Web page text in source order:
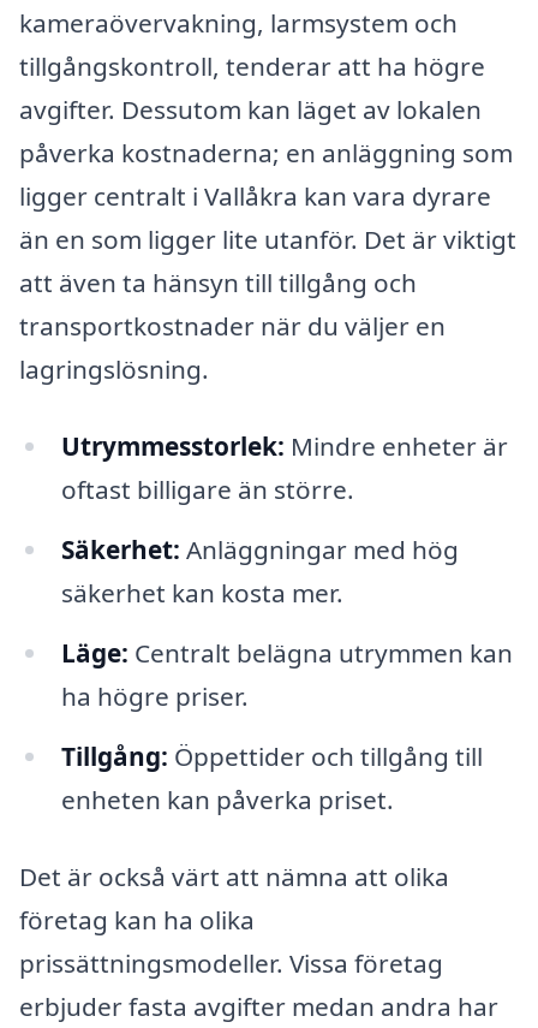
kameraövervakning, larmsystem och
tillgångskontroll, tenderar att ha högre
avgifter. Dessutom kan läget av lokalen
påverka kostnaderna; en anläggning som
ligger centralt i Vallåkra kan vara dyrare
än en som ligger lite utanför. Det är viktigt
att även ta hänsyn till tillgång och
transportkostnader när du väljer en
lagringslösning.
Utrymmesstorlek: Mindre enheter är
oftast billigare än större.
Säkerhet: Anläggningar med hög
säkerhet kan kosta mer.
Läge: Centralt belägna utrymmen kan
ha högre priser.
Tillgång: Öppettider och tillgång till
enheten kan påverka priset.
Det är också värt att nämna att olika
företag kan ha olika
prissättningsmodeller. Vissa företag
erbjuder fasta avgifter medan andra har